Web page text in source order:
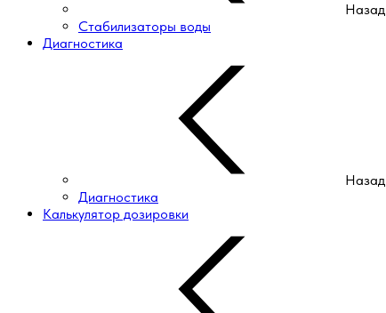
Назад
Стабилизаторы воды
Диагностика
Назад
Диагностика
Калькулятор дозировки